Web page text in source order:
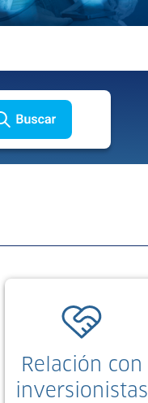
Relación con
inversionistas